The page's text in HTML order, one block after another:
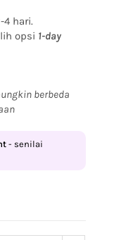
4 hari.
opsi 1-day
berbeda
- senilai